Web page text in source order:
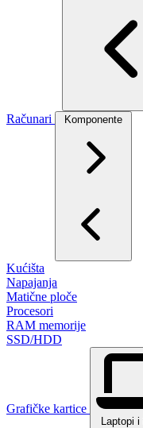
Računari Komponente
Kućišta
Napajanja
Matične ploče
Procesori
RAM memorije
SSD/HDD
Grafičke kartice
Laptopi i